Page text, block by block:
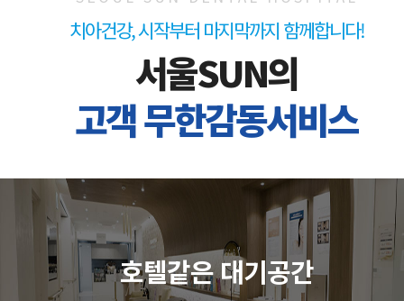
치아건강, 시작부터 마지막까지 함께합니다!
서울SUN의
고객 무한감동서비스
호텔같은 대기공간